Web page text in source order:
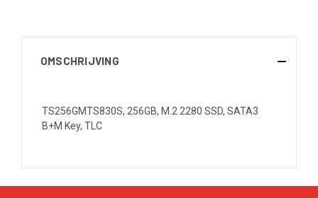
OMSCHRIJVING
TS256GMTS830S, 256GB, M.2 2280 SSD, SATA3
B+M Key, TLC